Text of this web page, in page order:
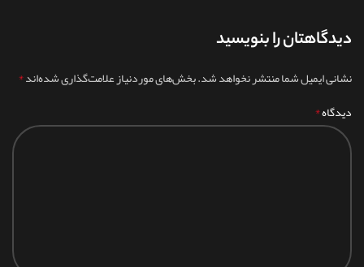
دیدگاهتان را بنویسید
نشانی ایمیل شما منتشر نخواهد شد.بخش‌های موردنیاز علامت‌گذاری شده‌اند*
دیدگاه*